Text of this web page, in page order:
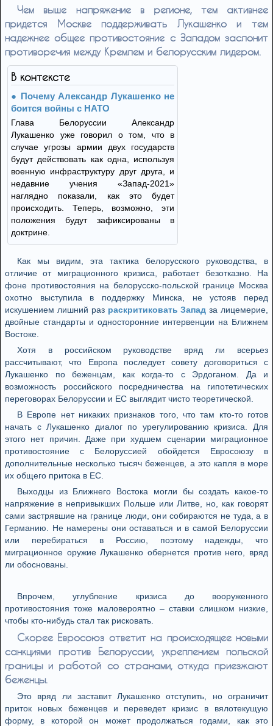
Чем выше напряжение в регионе, тем активнее
придется Москве поддерживать Лукашенко и тем
надежнее общее противостояние с Западом заслонит
противоречия между Кремлем и белорусским лидером.
В контексте
Почему Александр Лукашенко не
боится войны с НАТО
Глава Белоруссии Александр
Лукашенко уже говорил о том, что в
случае угрозы армии двух государств
будут действовать как одна, используя
военную инфраструктуру друг друга, и
недавние учения «Запад-2021»
наглядно показали, как это будет
происходить. Теперь, возможно, эти
положения будут зафиксированы в
доктрине.
Как мы видим, эта тактика белорусского руководства, в
отличие от миграционного кризиса, работает безотказно. На
фоне противостояния на белорусско-польской границе Москва
охотно выступила в поддержку Минска, не устояв перед
искушением лишний раз раскритиковать Запад за лицемерие,
двойные стандарты и односторонние интервенции на Ближнем
Востоке.
Хотя в российском руководстве вряд ли всерьез
рассчитывают, что Европа последует совету договориться с
Лукашенко по беженцам, как когда-то с Эрдоганом. Да и
возможность российского посредничества на гипотетических
переговорах Белоруссии и ЕС выглядит чисто теоретической.
В Европе нет никаких признаков того, что там кто-то готов
начать с Лукашенко диалог по урегулированию кризиса. Для
этого нет причин. Даже при худшем сценарии миграционное
противостояние с Белоруссией обойдется Евросоюзу в
дополнительные несколько тысяч беженцев, а это капля в море
их общего притока в ЕС.
Выходцы из Ближнего Востока могли бы создать какое-то
напряжение в непривыкших Польше или Литве, но, как говорят
сами застрявшие на границе люди, они собираются не туда, а в
Германию. Не намерены они оставаться и в самой Белоруссии
или перебираться в Россию, поэтому надежды, что
миграционное оружие Лукашенко обернется против него, вряд
ли обоснованы.
Впрочем, углубление кризиса до вооруженного
противостояния тоже маловероятно – ставки слишком низкие,
чтобы кто-нибудь стал так рисковать.
Скорее Евросоюз ответит на происходящее новыми
санкциями против Белоруссии, укреплением польской
границы и работой со странами, откуда приезжают
беженцы.
Это вряд ли заставит Лукашенко отступить, но ограничит
приток новых беженцев и переведет кризис в вялотекущую
форму, в которой он может продолжаться годами, как это